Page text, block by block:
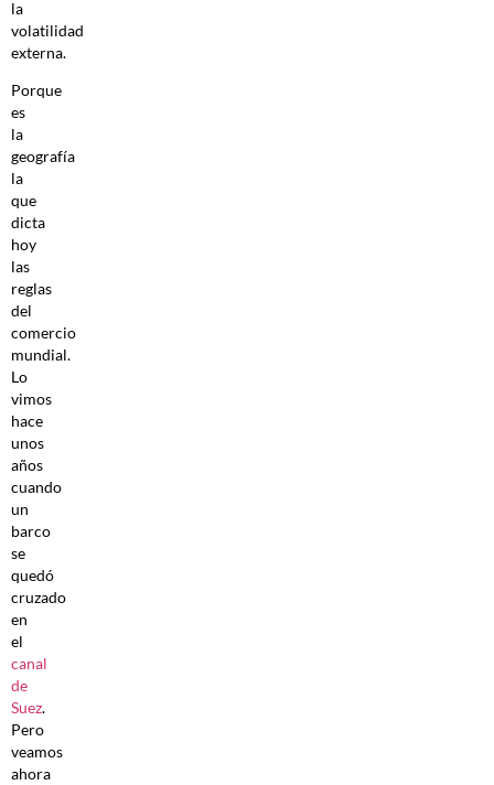
la
volatilidad
externa.
Porque
es
la
geografía
la
que
dicta
hoy
las
reglas
del
comercio
mundial.
Lo
vimos
hace
unos
años
cuando
un
barco
se
quedó
cruzado
en
el
canal
de
Suez.
Pero
veamos
ahora